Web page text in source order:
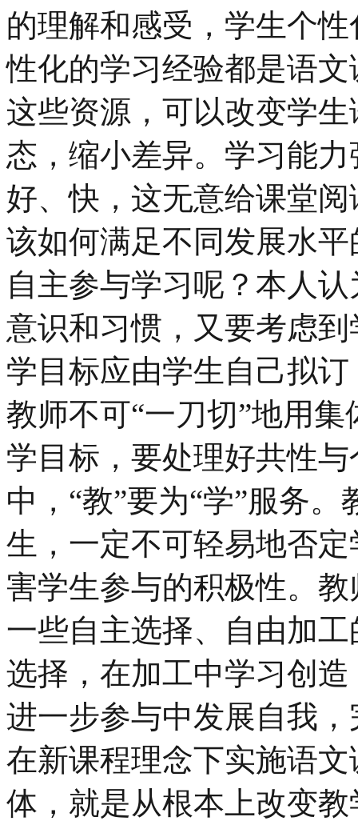
的理解和感受，学生个
性化的学习经验都是语
这些资源，可以改变学
态，缩小差异。学习能
好、快，这无意给课堂
该如何满足不同发展水
自主参与学习呢？本人
意识和习惯，又要考虑
学目标应由学生自己拟
教师不可“一刀切”地用
学目标，要处理好共性
中，“教”要为“学”服务
生，一定不可轻易地否
害学生参与的积极性。
一些自主选择、自由加
选择，在加工中学习创
进一步参与中发展自我
在新课程理念下实施语
体，就是从根本上改变